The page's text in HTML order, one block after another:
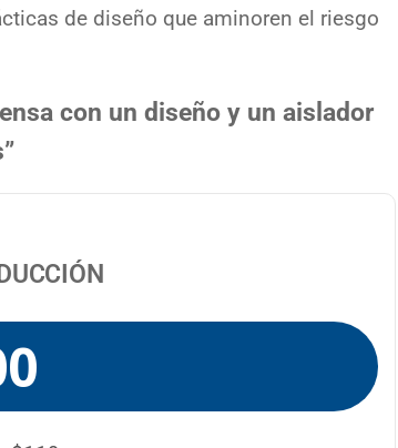
de diseño que aminoren el riesgo
con un diseño y un aislador